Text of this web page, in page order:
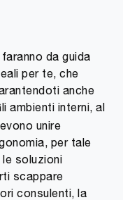
da guida
per te, che
anche
ambienti interni, al
unire
per tale
soluzioni
scappare
consulenti, la